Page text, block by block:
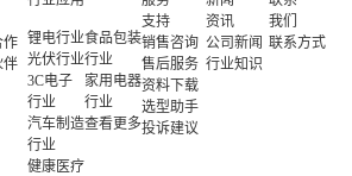
作
伴
锂电行业
光伏行业
3C电子
行业
汽车制造
行业
健康医疗
食品包装
行业
家用电器
行业
查看更多
支持
销售咨询
售后服务
资料下载
选型助手
投诉建议
资讯
公司新闻
行业知识
我们
联系方式